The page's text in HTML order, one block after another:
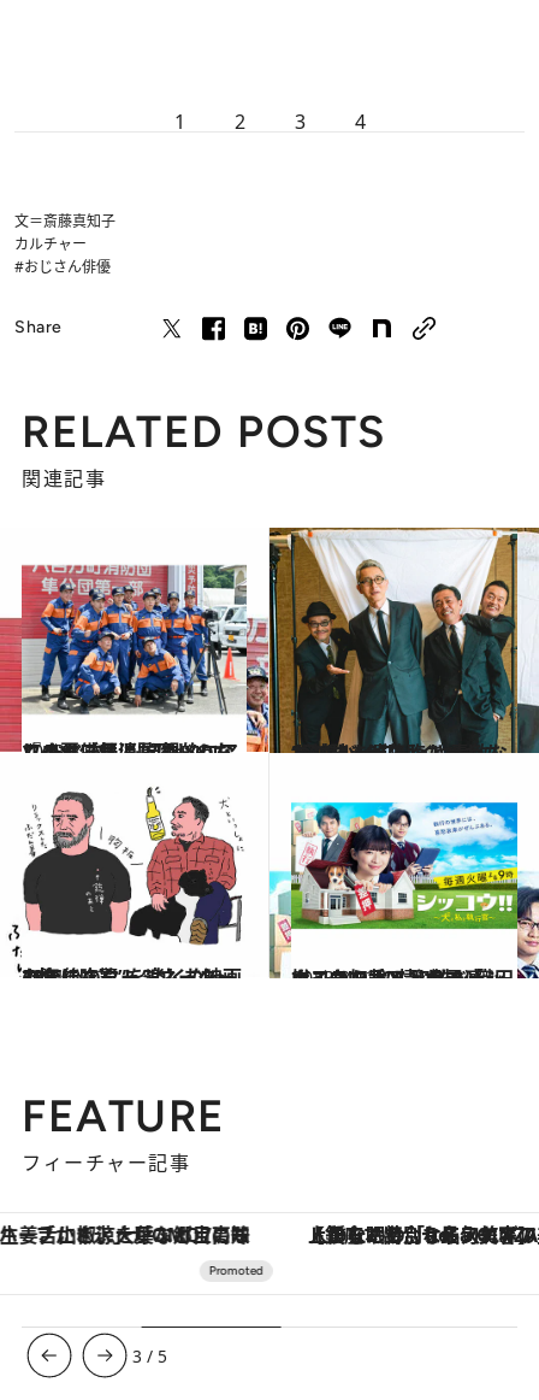
1 2 3 4
文＝斎藤真知子
カルチャー
#おじさん俳優
Share
RELATED POSTS
関連記事
2023.8.31
『ハヤブサ消防団』のおじさん俳優に メロメロ。この夏、気温だけじゃなく おじさんも記録的にアツイ！
カルチャー 2021.4.10
“元祖バイプレイヤーズ”の4人が降臨！ 素敵なおじさま達のわちゃわちゃ対談
カルチャー
2021.3.22
28年後のターミネーターの姿に吃驚！ “丸くなったおじさん”を楽しむ映画3本
カルチャー 2023.8.22
ナイス加齢！ドラマ「シッコウ!!」の情けない織田裕二から香る 和製ジャック・ニコルソンの予感
カルチャー
FEATURE
フィーチャー記事
【銀座で出合う最旬美容】美髪ケアや上質な眠り…セルフケアのアップデートから、特別な名入れギフトまで。大人のための「ReFa GINZA」クルーズ
3 / 5